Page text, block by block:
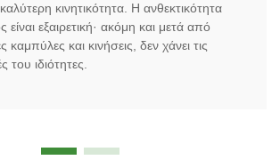
κινητικότητα. Η ανθεκτικότητα
εξαιρετική· ακόμη και μετά από
καμπύλες και κινήσεις, δεν χάνει τις
του ιδιότητες.